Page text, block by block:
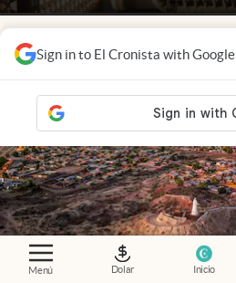
Menú Dolar Inicio
Sign in to El Cronista with Google